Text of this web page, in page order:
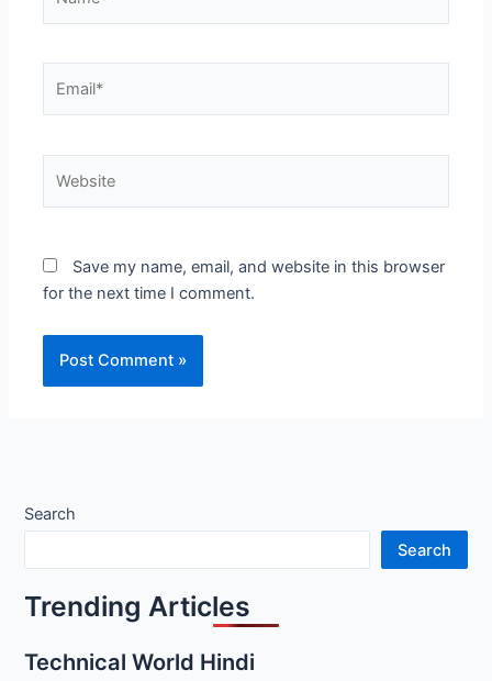
Save my name, email, and website in this browser
for the next time I comment.
Search
Search
Trending Articles
Technical World Hindi